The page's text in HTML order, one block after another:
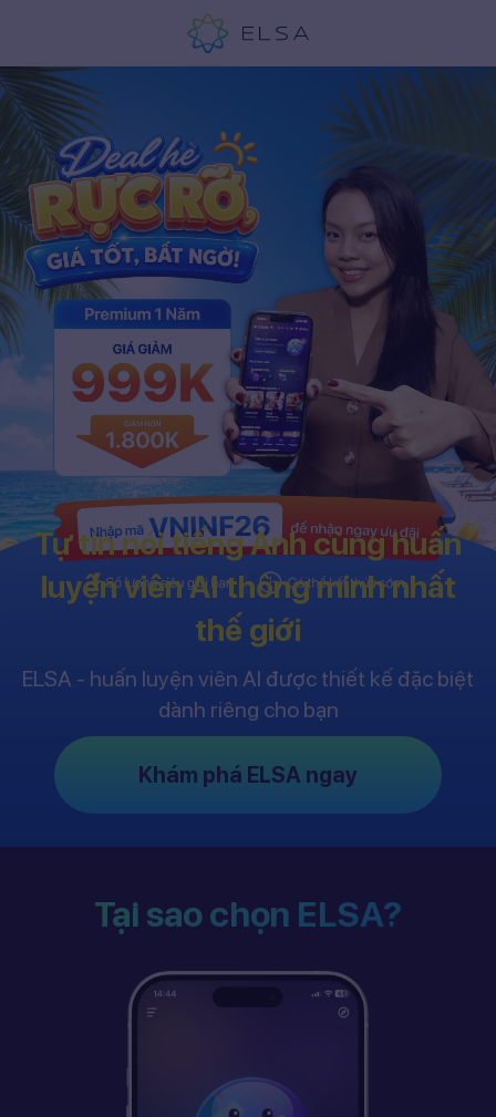
Tự tin nói tiếng Anh cùng huấn
luyện viên AI thông minh nhất
thế giới
ELSA - huấn luyện viên AI được thiết kế đặc biệt
dành riêng cho bạn
Khám phá ELSA ngay
Tại sao chọn ELSA?